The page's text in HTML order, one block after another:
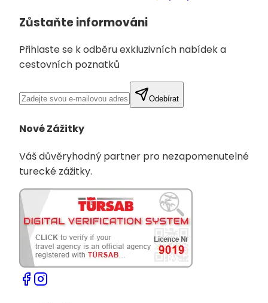
Zůstaňte informováni
Přihlaste se k odběru exkluzivních nabídek a
cestovních poznatků
Odebírat
Nové Zážitky
Váš důvěryhodný partner pro nezapomenutelné
turecké zážitky.